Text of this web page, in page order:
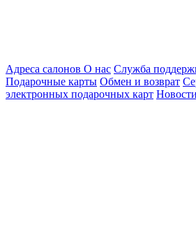
Адреса салонов О нас Служба
Подарочные карты Обмен и возврат
электронных подарочных карт Новости